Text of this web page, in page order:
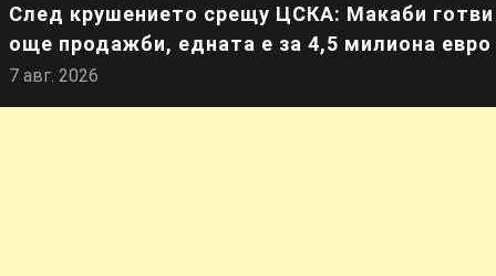
След крушението срещу ЦСКА: Макаби готви
още продажби, едната е за 4,5 милиона евро
7 авг. 2026